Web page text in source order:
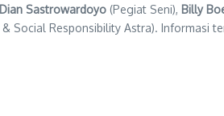
Dian Sastrowardoyo (Pegiat Seni), Billy
Social Responsibility Astra). Informasi